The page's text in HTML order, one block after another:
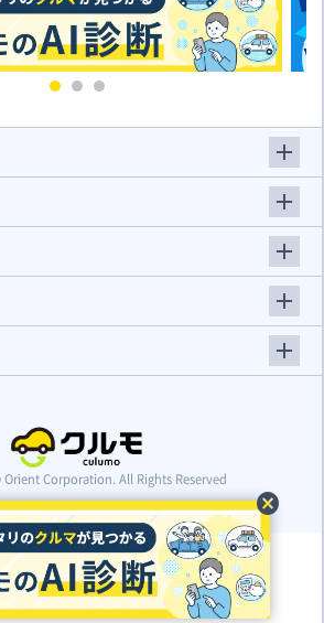
cancel
Corporation. All Rights Reserved